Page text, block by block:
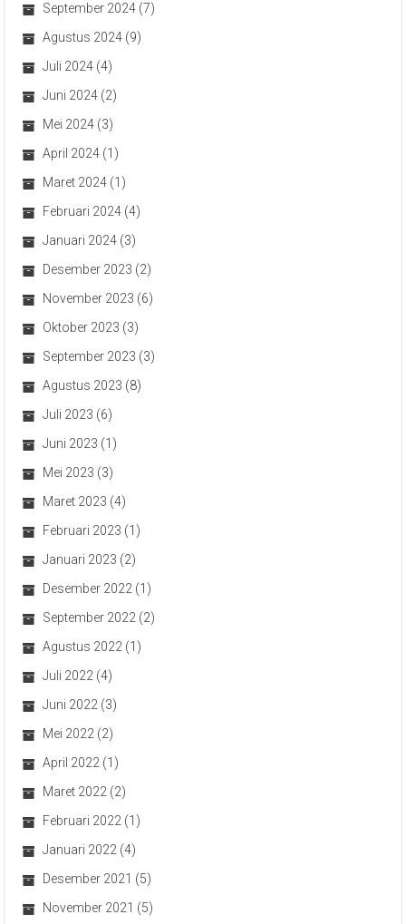
September 2024 (7)
Agustus 2024 (9)
Juli 2024 (4)
Juni 2024 (2)
Mei 2024 (3)
April 2024 (1)
Maret 2024 (1)
Februari 2024 (4)
Januari 2024 (3)
Desember 2023 (2)
November 2023 (6)
Oktober 2023 (3)
September 2023 (3)
Agustus 2023 (8)
Juli 2023 (6)
Juni 2023 (1)
Mei 2023 (3)
Maret 2023 (4)
Februari 2023 (1)
Januari 2023 (2)
Desember 2022 (1)
September 2022 (2)
Agustus 2022 (1)
Juli 2022 (4)
Juni 2022 (3)
Mei 2022 (2)
April 2022 (1)
Maret 2022 (2)
Februari 2022 (1)
Januari 2022 (4)
Desember 2021 (5)
November 2021 (5)